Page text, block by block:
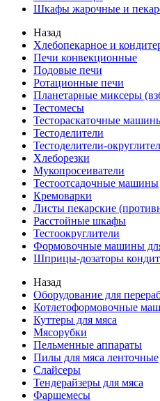
Шкафы жарочные и
Назад
Хлебопекарное и
Печи конвекционные
Подовые печи
Ротационные печи
Планетарные миксеры
Тестомесы
Тестораскаточные
Тестоделители
Тестоделители-
Хлеборезки
Мукопросеиватели
Тестоотсадочные машины
Кремоварки
Листы пекарские
Расстойные шкафы
Тестоокруглители
Формовочные машины для
Шприцы-дозаторы
Назад
Оборудование для
Котлетоформовочные
Куттеры для мяса
Мясорубки
Пельменные аппараты
Пилы для мяса ленточные
Слайсеры
Тендерайзеры для мяса
Фаршемесы